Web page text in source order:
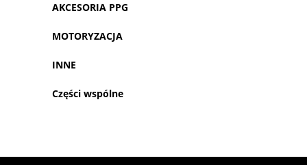
AKCESORIA PPG
MOTORYZACJA
INNE
Części wspólne